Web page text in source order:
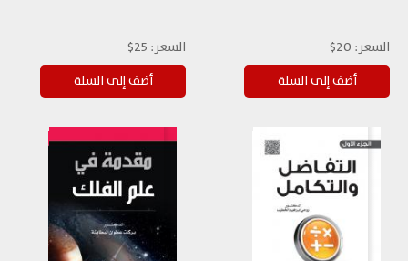
السعر: 20$ السعر: 25$